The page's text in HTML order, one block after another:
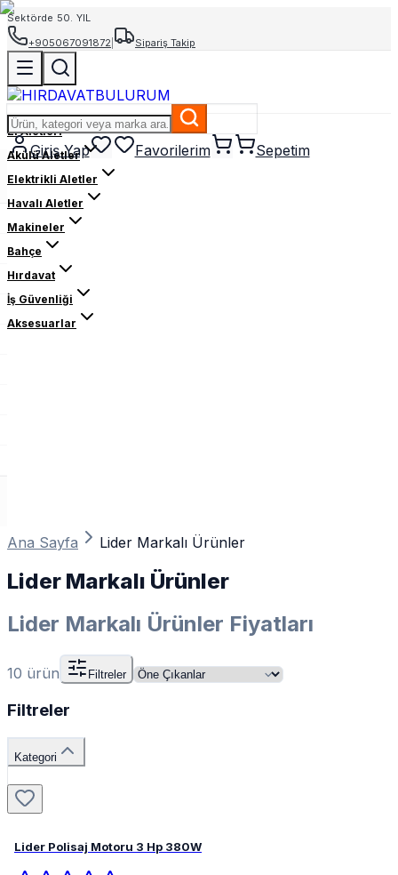
Sektörde 50. YIL
+905067091872
Sipariş Takip
Giriş Yap Favorilerim Sepetim
El Aletleri
Akülü Aletler
Elektrikli Aletler
Havalı Aletler
Makineler
Bahçe
Hırdavat
İş Güvenliği
Aksesuarlar
Ana Sayfa Lider Markalı Ürünler
Lider Markalı Ürünler
Lider Markalı Ürünler Fiyatları
10 ürün Filtreler
Filtreler
Kategori
Lider Polisaj Motoru 3 Hp 380W